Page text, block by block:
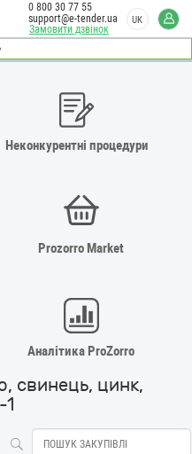
Замовити дзвінок
0 800 30 77 55
support@e-tender.ua
UK
Неконкурентні процедури
Prozorro Market
Аналітика ProZorro
свинець, цинк,
1